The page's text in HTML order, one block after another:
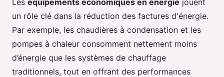
un rôle clé dans la réduction des factures d'énergie.
Par exemple, les chaudières à condensation et les
pompes à chaleur consomment nettement moins
d’énergie que les systèmes de chauffage
traditionnels, tout en offrant des performances